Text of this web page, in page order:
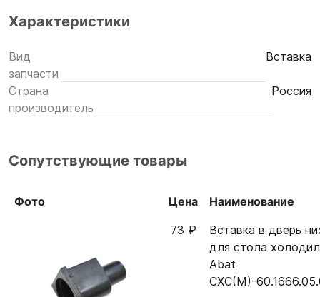
Характеристики
Вид
запчасти
Вставка
Страна
производитель
Россия
Сопутствующие товары
Фото Цена
Наименование
73 ₽
Вставка в дверь
для стола
Abat
СХС(М)-